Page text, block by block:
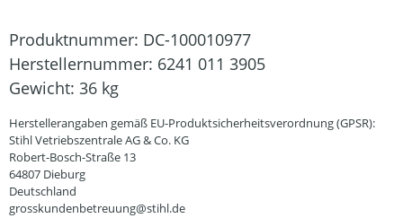
Produktnummer: DC-100010977
Herstellernummer: 6241 011 3905
Gewicht: 36 kg
Herstellerangaben gemäß EU-Produktsicherheitsverordnung (GPSR):
Stihl Vetriebszentrale AG & Co. KG
Robert-Bosch-Straße 13
64807 Dieburg
Deutschland
grosskundenbetreuung@stihl.de